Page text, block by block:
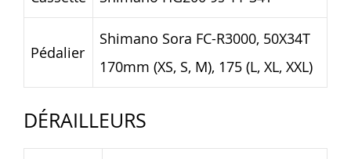
Pédalier
Shimano Sora FC-R3000, 50X34T
170mm (XS, S, M), 175 (L, XL, XXL)
DÉRAILLEURS